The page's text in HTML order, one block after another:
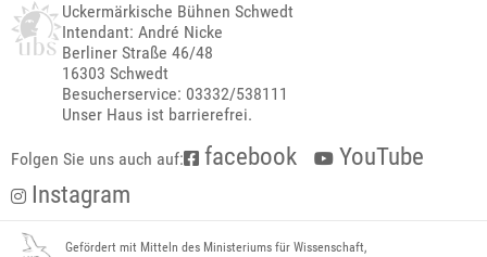
Uckermärkische Bühnen Schwedt
Intendant: André Nicke
Berliner Straße 46/48
16303 Schwedt
Besucherservice: 03332/538111
Unser Haus ist barrierefrei.
Folgen Sie uns auch auf: facebook
YouTube
Instagram
Gefördert mit Mitteln des Ministeriums für Wissenschaft,